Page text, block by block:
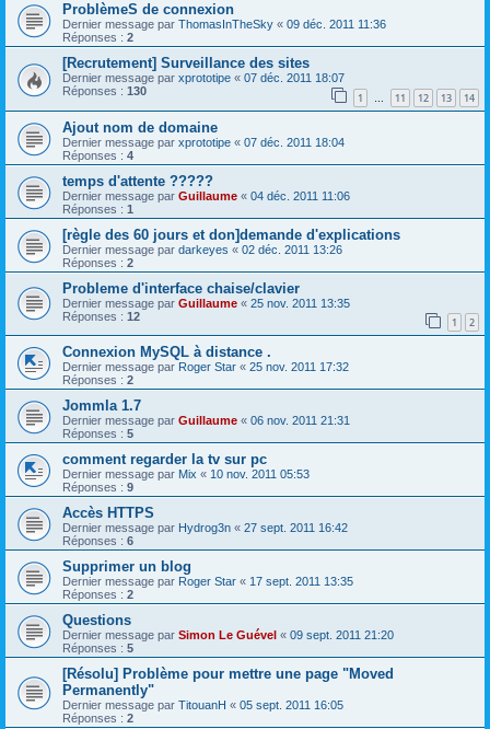
ProblèmeS de connexion
Dernier message par ThomasInTheSky « 09 déc. 2011 11:36
Réponses : 2
[Recrutement] Surveillance des sites
Dernier message par xprototipe « 07 déc. 2011 18:07
Réponses : 130 1 … 11 12 13 14
Ajout nom de domaine
Dernier message par xprototipe « 07 déc. 2011 18:04
Réponses : 4
temps d'attente ?????
Dernier message par Guillaume « 04 déc. 2011 11:06
Réponses : 1
[règle des 60 jours et don]demande d'explications
Dernier message par darkeyes « 02 déc. 2011 13:26
Réponses : 2
Probleme d'interface chaise/clavier
Dernier message par Guillaume « 25 nov. 2011 13:35
Réponses : 12 1 2
Connexion MySQL à distance .
Dernier message par Roger Star « 25 nov. 2011 17:32
Réponses : 2
Jommla 1.7
Dernier message par Guillaume « 06 nov. 2011 21:31
Réponses : 5
comment regarder la tv sur pc
Dernier message par Mix « 10 nov. 2011 05:53
Réponses : 9
Accès HTTPS
Dernier message par Hydrog3n « 27 sept. 2011 16:42
Réponses : 6
Supprimer un blog
Dernier message par Roger Star « 17 sept. 2011 13:35
Réponses : 2
Questions
Dernier message par Simon Le Guével « 09 sept. 2011 21:20
Réponses : 5
[Résolu] Problème pour mettre une page "Moved
Permanently"
Dernier message par TitouanH « 05 sept. 2011 16:05
Réponses : 2